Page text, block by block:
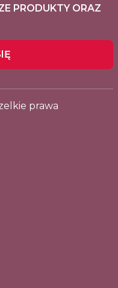
PRODUKTY ORAZ
prawa